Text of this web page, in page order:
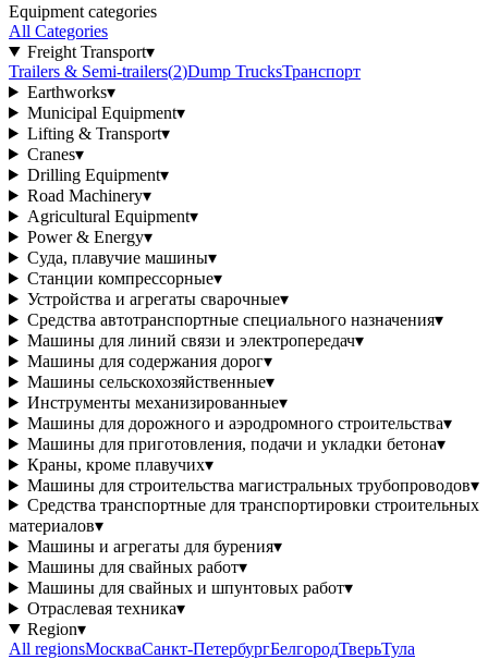
Equipment categories
All Categories
Freight Transport▾
Trailers & Semi-trailers(2)Dump TrucksТранспорт
Earthworks▾
Municipal Equipment▾
Lifting & Transport▾
Cranes▾
Drilling Equipment▾
Road Machinery▾
Agricultural Equipment▾
Power & Energy▾
Суда, плавучие машины▾
Станции компрессорные▾
Устройства и агрегаты сварочные▾
Средства автотранспортные специального назначения▾
Машины для линий связи и электропередач▾
Машины для содержания дорог▾
Машины сельскохозяйственные▾
Инструменты механизированные▾
Машины для дорожного и аэродромного строительства▾
Машины для приготовления, подачи и укладки бетона▾
Краны, кроме плавучих▾
Машины для строительства магистральных трубопроводов▾
Средства транспортные для транспортировки строительных
материалов▾
Машины и агрегаты для бурения▾
Машины для свайных работ▾
Машины для свайных и шпунтовых работ▾
Отраслевая техника▾
Region▾
All regionsМоскваСанкт-ПетербургБелгородТверьТула